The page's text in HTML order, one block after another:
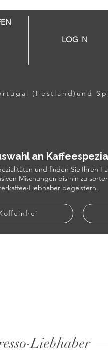
LOG IN
(Festland)und
an
und finden Sie Ihren
Mischungen bis hin zu
Liebhaber begeistern.
Liebhaber